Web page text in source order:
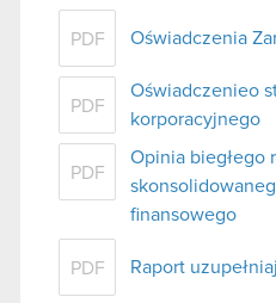
PDF Oświadczenia
PDF
Oświadczenieo
korporacyjnego
PDF
Opinia biegłego
finansowego
PDF Raport